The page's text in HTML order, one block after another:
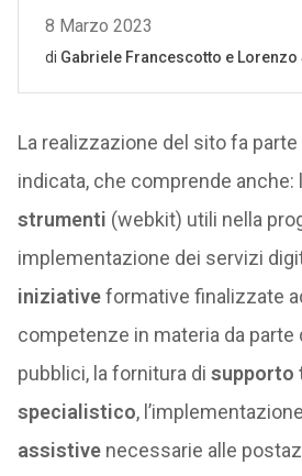
La realizzazione del sito fa
indicata, che comprende anche:
strumenti (webkit) utili nella
implementazione dei servizi
iniziativeformative finalizzate
competenze in materia da parte
pubblici, la fornitura di supporto
specialistico,
assistivenecessarie alle